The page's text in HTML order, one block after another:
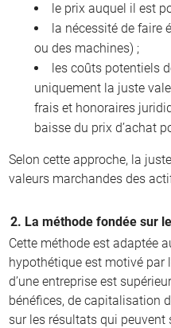
le prix auquel il est
la nécessité de faire
ou des machines) ;
les coûts potentiels
uniquement la juste
frais et honoraires
baisse du prix d’achat
Selon cette approche, la
valeurs marchandes des
2. La méthode fondée sur
Cette méthode est adaptée
hypothétique est motivé par
d’une entreprise est
bénéfices, de capitalisation
sur les résultats qui peuvent